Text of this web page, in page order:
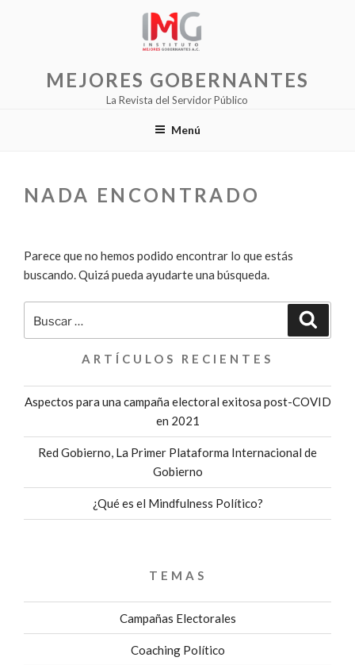
MEJORES GOBERNANTES
La Revista del Servidor Público
Menú
NADA ENCONTRADO
Parece que no hemos podido encontrar lo que estás
buscando. Quizá pueda ayudarte una búsqueda.
por:
ARTÍCULOS RECIENTES
Aspectos para una campaña electoral exitosa post-COVID
en 2021
Red Gobierno, La Primer Plataforma Internacional de
Gobierno
¿Qué es el Mindfulness Político?
TEMAS
Campañas Electorales
Coaching Político